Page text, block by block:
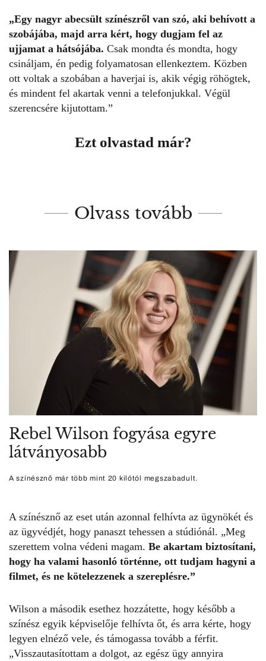
„Egy nagyr abecsült színészről van szó, aki behívott a
szobájába, majd arra kért, hogy dugjam fel az
ujjamat a hátsójába. Csak mondta és mondta, hogy
csináljam, én pedig folyamatosan ellenkeztem. Közben
ott voltak a szobában a haverjai is, akik végig röhögtek,
és mindent fel akartak venni a telefonjukkal. Végül
szerencsére kijutottam.”
Ezt olvastad már?
Olvass tovább
Rebel Wilson fogyása egyre
látványosabb
A színésznő már több mint 20 kilótól megszabadult.
A színésznő az eset után azonnal felhívta az ügynökét és
az ügyvédjét, hogy panaszt tehessen a stúdiónál. „Meg
szerettem volna védeni magam. Be akartam biztosítani,
hogy ha valami hasonló történne, ott tudjam hagyni a
filmet, és ne kötelezzenek a szereplésre.”
Wilson a második esethez hozzátette, hogy később a
színész egyik képviselője felhívta őt, és arra kérte, hogy
legyen elnéző vele, és támogassa tovább a férfit.
„Visszautasítottam a dolgot, az egész ügy annyira